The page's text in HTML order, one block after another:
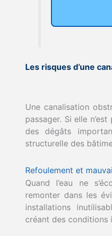
Les risques d’une
Une canalisation
passager. Si elle
des dégâts
structurelle des
Refoulement et
Quand l’eau ne
remonter dans les
installations
créant des conditions